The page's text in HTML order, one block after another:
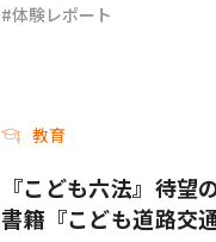
体験レポート
教育
『こども六法』待
書籍『こども道路交